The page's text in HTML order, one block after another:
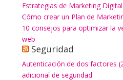
Estrategias de Marketing
Cómo crear un Plan de
10 consejos para optimizar la
web
Seguridad
Autenticación de dos factores
adicional de seguridad